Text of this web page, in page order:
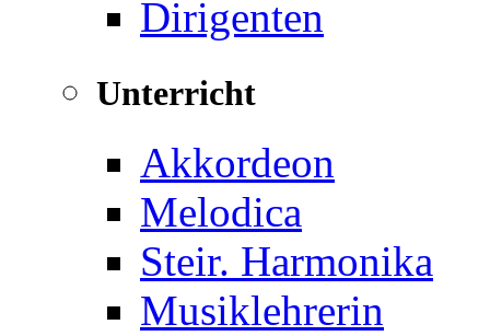
Dirigenten
Unterricht
Akkordeon
Melodica
Steir. Harmonika
Musiklehrerin